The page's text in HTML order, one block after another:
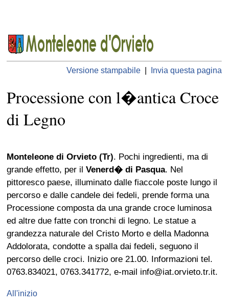
Versione stampabile Invia questa pagina
Processione con l�antica Croce
di Legno
Monteleone di Orvieto (Tr). Pochi ingredienti, ma di
grande effetto, per ilVenerd� di Pasqua. Nel
pittoresco paese, illuminato dalle fiaccole poste lungo il
percorso e dalle candele dei fedeli, prende forma una
Processione composta da una grande croce luminosa
ed altre due fatte con tronchi di legno. Le statue a
grandezza naturale del Cristo Morto e della Madonna
Addolorata, condotte a spalla dai fedeli, seguono il
percorso delle croci. Inizio ore 21.00. Informazioni tel.
0763.834021, 0763.341772, e-mail info@iat.orvieto.tr.it.
All'inizio